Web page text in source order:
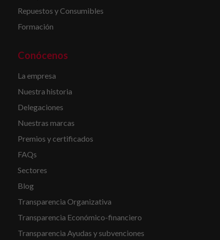
Repuestos y Consumibles
Formación
Conócenos
La empresa
Nuestra historia
Delegaciones
Nuestras marcas
Premios y certificados
FAQs
Sectores
Blog
Transparencia Organizativa
Transparencia Económico-financiero
Transparencia Ayudas y subvenciones